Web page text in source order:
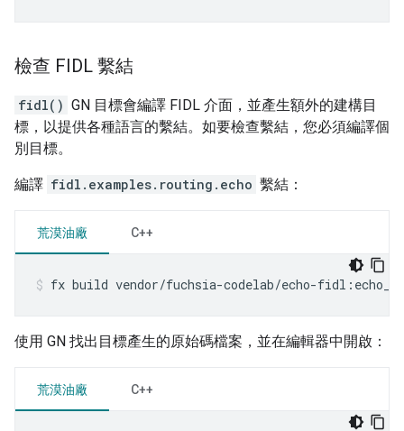
檢查 FIDL 繫結
fidl() GN 目標會編譯 FIDL 介面，並產生額外的建構目
標，以提供各種語言的繫結。如要檢查繫結，您必須編譯個
別目標。
編譯 fidl.examples.routing.echo 繫結：
荒漠油廠 C++
fx build vendor/fuchsia-codelab/echo-
使用 GN 找出目標產生的原始碼檔案，並在編輯器中開啟：
荒漠油廠 C++